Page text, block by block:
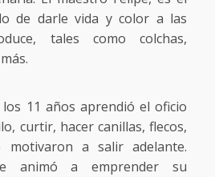
de darle vida y color a las
tales como colchas,
11 años aprendió el oficio
curtir, hacer canillas, flecos,
motivaron a salir adelante.
animó a emprender su